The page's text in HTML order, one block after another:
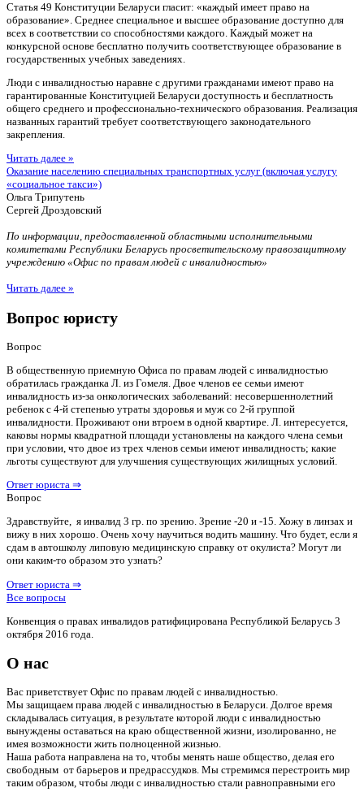
Статья 49 Конституции Беларуси гласит: «каждый имеет право на
образование». Среднее специальное и высшее образование доступно для
всех в соответствии со способностями каждого. Каждый может на
конкурсной основе бесплатно получить соответствующее образование в
государственных учебных заведениях.
Люди с инвалидностью наравне с другими гражданами имеют право на
гарантированные Конституцией Беларуси доступность и бесплатность
общего среднего и профессионально-технического образования. Реализация
названных гарантий требует соответствующего законодательного
закрепления.
Читать далее »
Оказание населению специальных транспортных услуг (включая услугу
«социальное такси»)
Ольга Трипутень
Сергей Дроздовский
По информации, предоставленной областными исполнительными
комитетами Республики Беларусь просветительскому правозащитному
учреждению «Офис по правам людей с инвалидностью»
Читать далее »
Вопрос юристу
Вопрос
В общественную приемную Офиса по правам людей с инвалидностью
обратилась гражданка Л. из Гомеля. Двое членов ее семьи имеют
инвалидность из-за онкологических заболеваний: несовершеннолетний
ребенок с 4-й степенью утраты здоровья и муж со 2-й группой
инвалидности. Проживают они втроем в одной квартире. Л. интересуется,
каковы нормы квадратной площади установлены на каждого члена семьи
при условии, что двое из трех членов семьи имеют инвалидность; какие
льготы существуют для улучшения существующих жилищных условий.
Ответ юриста ⇒
Вопрос
Здравствуйте, я инвалид 3 гр. по зрению. Зрение -20 и -15. Хожу в линзах и
вижу в них хорошо. Очень хочу научиться водить машину. Что будет, если я
сдам в автошколу липовую медицинскую справку от окулиста? Могут ли
они каким-то образом это узнать?
Ответ юриста ⇒
Все вопросы
Конвенция о правах инвалидов ратифицирована Республикой Беларусь 3
октября 2016 года.
О нас
Вас приветствует Офис по правам людей с инвалидностью.
Мы защищаем права людей с инвалидностью в Беларуси. Долгое время
складывалась ситуация, в результате которой люди с инвалидностью
вынуждены оставаться на краю общественной жизни, изолированно, не
имея возможности жить полноценной жизнью.
Наша работа направлена на то, чтобы менять наше общество, делая его
свободным от барьеров и предрассудков. Мы стремимся перестроить мир
таким образом, чтобы люди с инвалидностью стали равноправными его